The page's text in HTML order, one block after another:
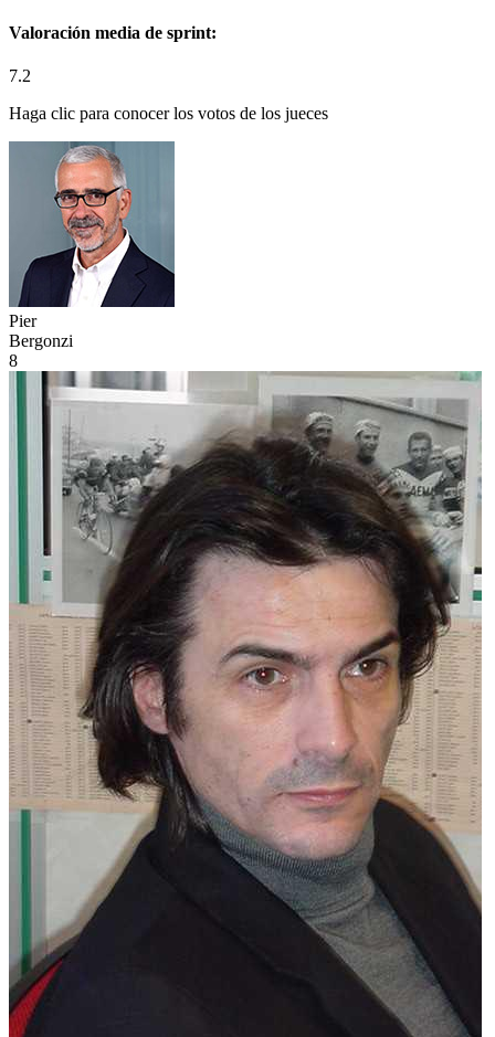
Valoración media de sprint:
7.2
Haga clic para conocer los votos de los jueces
Pier
Bergonzi
8